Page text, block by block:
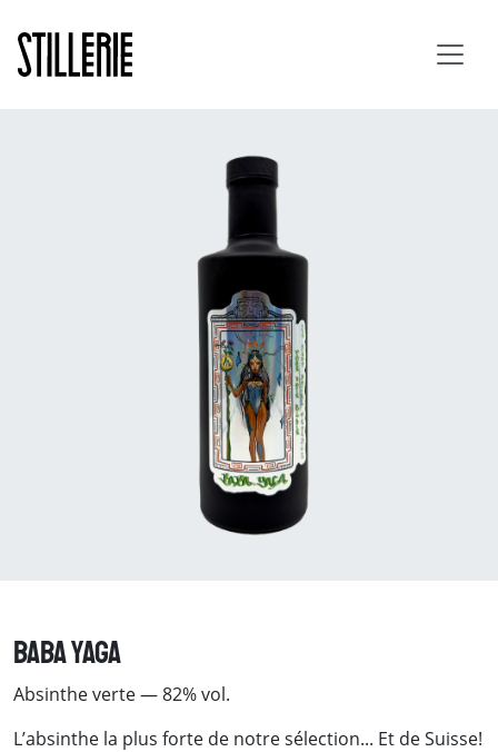
Baba Yaga
Absinthe verte — 82% vol.
L’absinthe la plus forte de notre sélection... Et de Suisse!